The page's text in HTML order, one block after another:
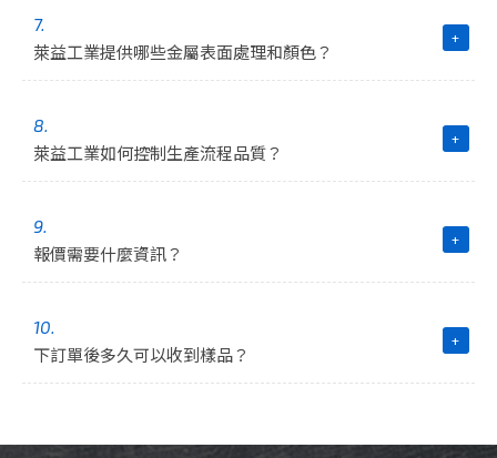
7.
萊益工業提供哪些金屬表面處理和顏色？
+
8.
萊益工業如何控制生產流程品質？
+
9.
報價需要什麼資訊？
+
10.
下訂單後多久可以收到樣品？
+